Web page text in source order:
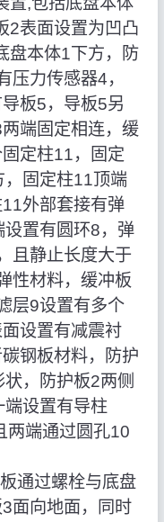
2表面设置为凹凸
盘本体1下方，防
压力传感器4，
板5，导板5另
端固定相连，缓
定柱11，固定
固定柱11顶端
外部套接有弹
置有圆环8，弹
且静止长度大于
性材料，缓冲板
层9设置有多个
设置有减震衬
钢板材料，防护
，防护板2两侧
设置有导柱
两端通过圆孔10
通过螺栓与底盘
面向地面，同时